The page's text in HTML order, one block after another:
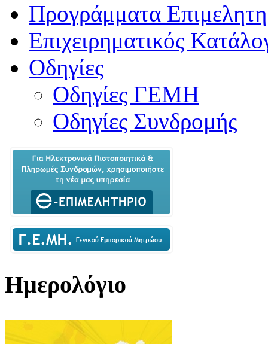
Προγράμματα
Επιχειρηματικός
Οδηγίες
Οδηγίες ΓΕΜΗ
Οδηγίες Συνδρομής
Ημερολόγιο